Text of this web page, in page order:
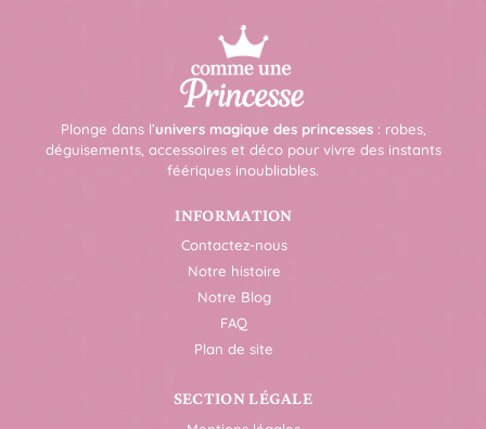
Plonge dans l’univers magique des princesses: robes,
déguisements, accessoires et déco pour vivre des instants
féériques inoubliables.
INFORMATION
Contactez-nous
Notre histoire
Notre Blog
FAQ
Plan de site
SECTION LÉGALE